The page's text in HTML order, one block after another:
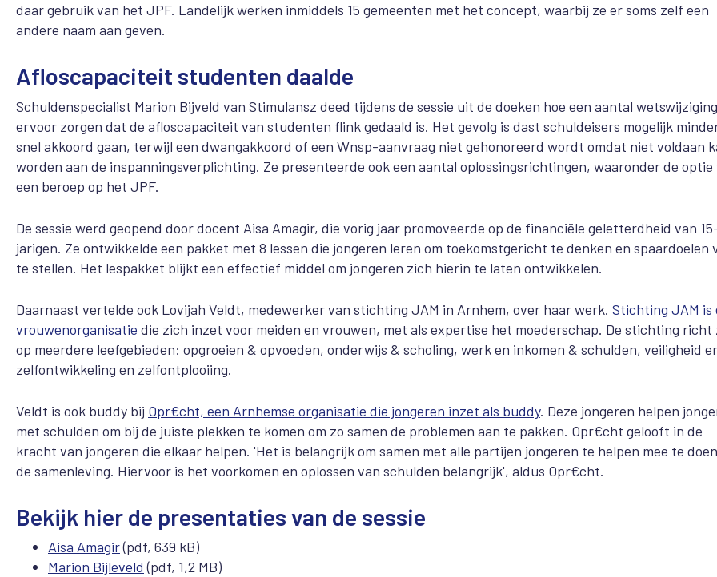
daar gebruik van het JPF. Landelijk werken inmiddels 15 gemeenten met het concept, waarbij ze er soms zelf een
andere naam aan geven.
Afloscapaciteit studenten daalde
Schuldenspecialist Marion Bijveld van Stimulansz deed tijdens de sessie uit de doeken hoe een aantal
ervoor zorgen dat de afloscapaciteit van studenten flink gedaald is. Het gevolg is dast schuldeisers mogelijk
snel akkoord gaan, terwijl een dwangakkoord of een Wnsp-aanvraag niet gehonoreerd wordt omdat niet voldaan
worden aan de inspanningsverplichting. Ze presenteerde ook een aantal oplossingsrichtingen, waaronder de optie
een beroep op het JPF.
De sessie werd geopend door docent Aisa Amagir, die vorig jaar promoveerde op de financiële geletterdheid van
jarigen. Ze ontwikkelde een pakket met 8 lessen die jongeren leren om toekomstgericht te denken en spaardoelen
te stellen. Het lespakket blijkt een effectief middel om jongeren zich hierin te laten ontwikkelen.
Daarnaast vertelde ook Lovijah Veldt, medewerker van stichting JAM in Arnhem, over haar werk. Stichting JAM is
vrouwenorganisatie die zich inzet voor meiden en vrouwen, met als expertise het moederschap. De stichting richt
op meerdere leefgebieden: opgroeien & opvoeden, onderwijs & scholing, werk en inkomen & schulden, veiligheid
zelfontwikkeling en zelfontplooiing.
Veldt is ook buddy bij Opr€cht, een Arnhemse organisatie die jongeren inzet als buddy. Deze jongeren helpen
met schulden om bij de juiste plekken te komen om zo samen de problemen aan te pakken. Opr€cht gelooft in de
kracht van jongeren die elkaar helpen. 'Het is belangrijk om samen met alle partijen jongeren te helpen mee te
de samenleving. Hiervoor is het voorkomen en oplossen van schulden belangrijk', aldus Opr€cht.
Bekijk hier de presentaties van de sessie
Aisa Amagir(pdf, 639 kB)
Marion Bijleveld (pdf, 1,2 MB)